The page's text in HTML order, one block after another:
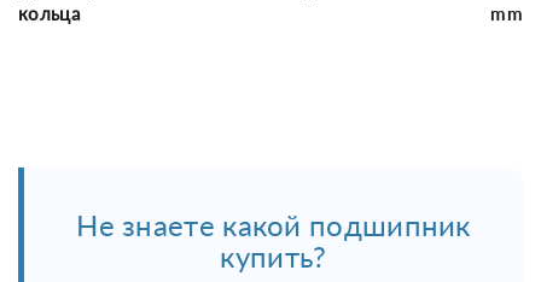
кольца
mm
Не знаете какой подшипник
купить?